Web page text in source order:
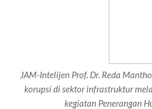
JAM-Intelijen Prof. Dr. Reda
korupsi di sektor infrastruktur
kegiatan Penerangan